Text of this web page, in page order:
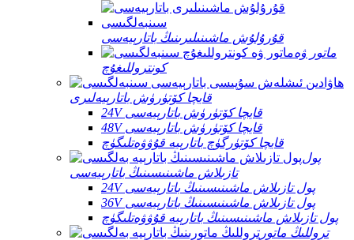
قۇرۇلۇش ماشىنىلىرىنىڭ باتارېيەسى
ماتور ۋە
كونتروللىغۇچ
قايچا كۆتۈرۈش باتارېيەلىرى
24V قايچا كۆتۈرۈش باتارېيەسى
48V قايچا كۆتۈرۈش باتارېيەسى
قايچا كۆتۈرگۈچ باتارېيە قۇۋۋەتلىگۈچ
پول
تازىلاش ماشىنىسىنىڭ باتارېيەسى
24V پول تازىلاش ماشىنىسىنىڭ باتارېيەسى
36V پول تازىلاش ماشىنىسىنىڭ باتارېيەسى
پول تازىلاش ماشىنىسىنىڭ باتارېيە قۇۋۋەتلىگۈچ
تروللىڭ ماتور